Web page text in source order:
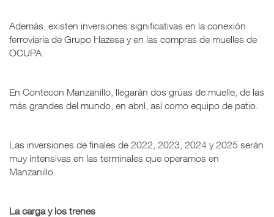
Además, existen inversiones significativas en la conexión
ferroviaria de Grupo Hazesa y en las compras de muelles de
OCUPA.
En Contecon Manzanillo, llegarán dos grúas de muelle, de las
más grandes del mundo, en abril, así como equipo de patio.
Las inversiones de finales de 2022, 2023, 2024 y 2025 serán
muy intensivas en las terminales que operamos en
Manzanillo.
La carga y los trenes